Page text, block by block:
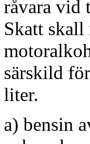
råvara vid
Skatt
särskild
liter.
a) bensin